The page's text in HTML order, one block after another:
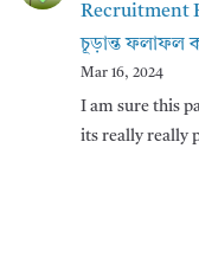
Recruitment
চূড়ান্ত ফলাফল
Mar 16, 2024
I am sure this
its really really